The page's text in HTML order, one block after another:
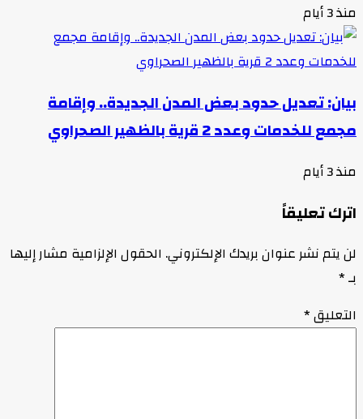
منذ 3 أيام
بيان: تعديل حدود بعض المدن الجديدة.. وإقامة
مجمع للخدمات وعدد 2 قرية بالظهير الصحراوي
منذ 3 أيام
اترك تعليقاً
لن يتم نشر عنوان بريدك الإلكتروني. الحقول الإلزامية مشار إليها
بـ*
التعليق*